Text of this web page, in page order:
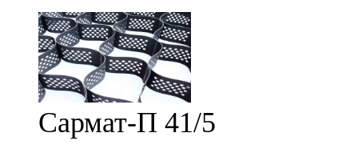
Сармат-П 41/5